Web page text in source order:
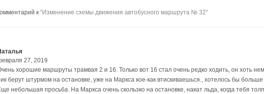
к "Изменение схемы движения автобусного маршрута № 32"
27, 2019
хорошие маршруты трамвая 2 и 16. Только вот 16 стал очень редко ходить, он хоть
берут штурмом на остановке, уже на Маркса кое-как втискиваешься., хотелось бы
небольшая просьба. На Маркса очень скользко на остановке, накат льда, когда тебя